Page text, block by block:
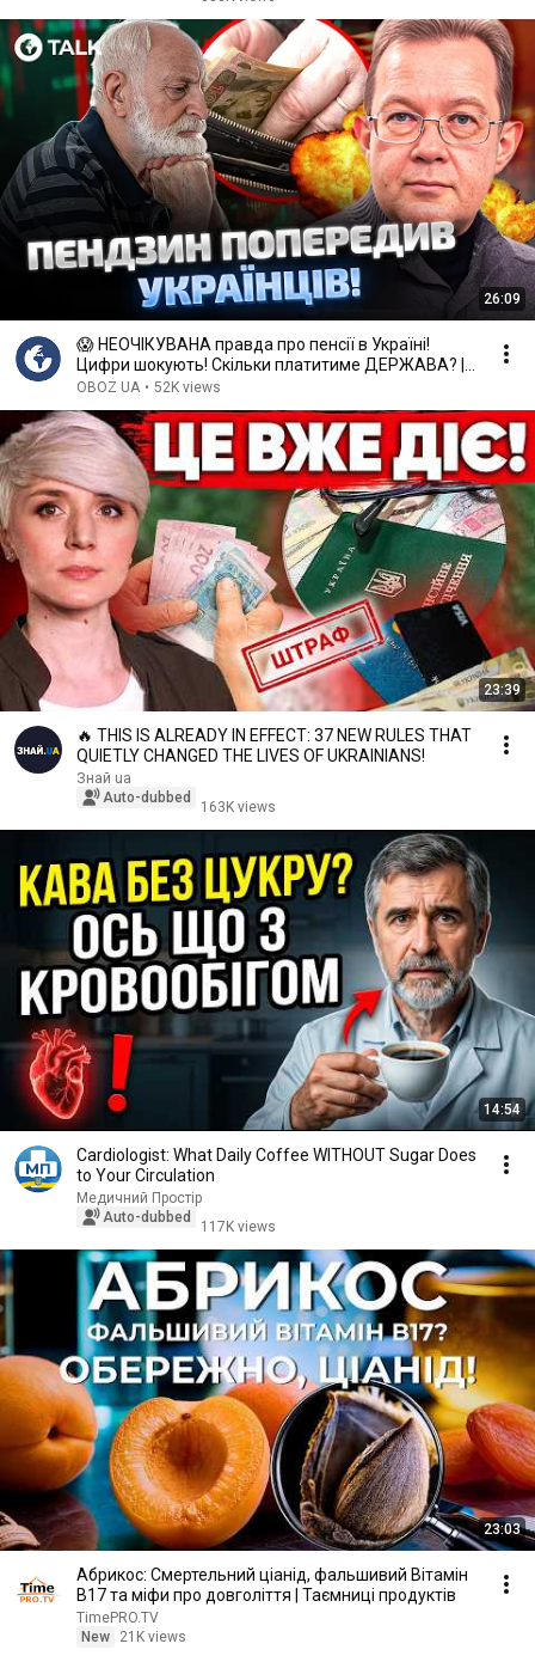
26:09
😱 НЕОЧІКУВАНА правда про пенсії в Україні!
Цифри шокують! Скільки платитиме ДЕРЖАВА? |
OBOZ.UA
OBOZ UA • 52K views
23:39
🔥 THIS IS ALREADY IN EFFECT: 37 NEW RULES THAT
QUIETLY CHANGED THE LIVES OF UKRAINIANS!
Знай ua
Auto-dubbed
163K views
14:54
Cardiologist: What Daily Coffee WITHOUT Sugar Does
to Your Circulation
Медичний Простір
Auto-dubbed
117K views
23:03
Абрикос: Смертельний ціанід, фальшивий Вітамін
B17 та міфи про довголіття | Таємниці продуктів
TimePRO.TV
New
21K views